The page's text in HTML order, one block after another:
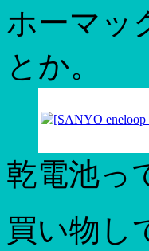
ホーマッ
とか。
乾電池っ
買い物し